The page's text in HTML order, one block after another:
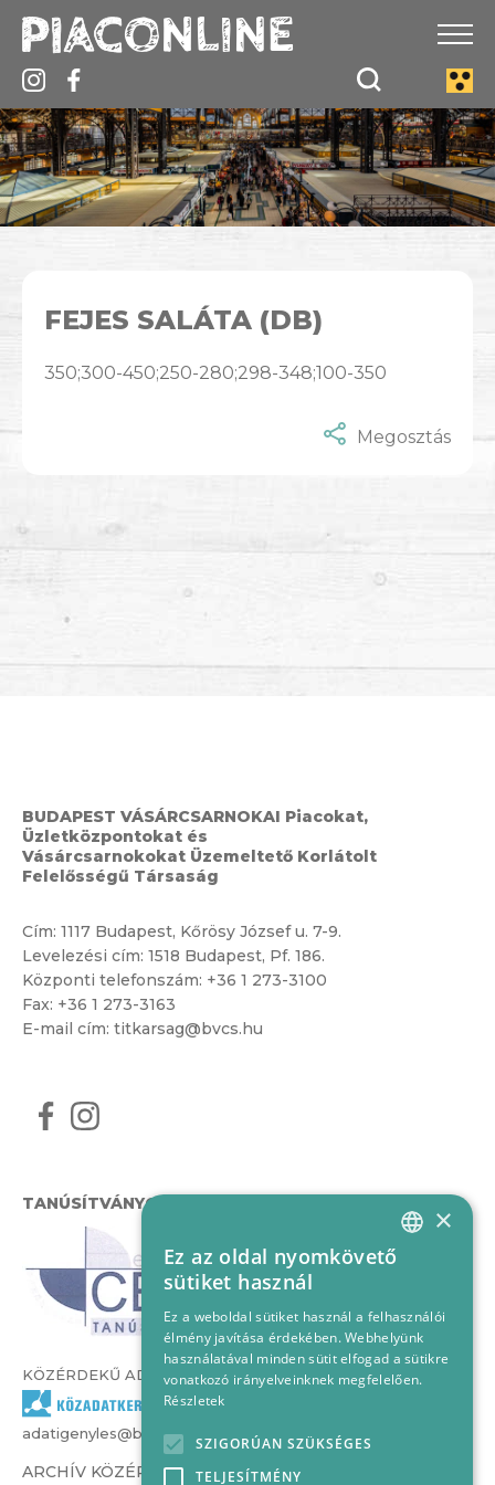
FEJES SALÁTA (DB)
350;300-450;250-280;298-348;100-350
Megosztás
BUDAPEST VÁSÁRCSARNOKAI Piacokat,
Üzletközpontokat és
Vásárcsarnokokat Üzemeltető Korlátolt
Felelősségű Társaság
Cím: 1117 Budapest, Kőrösy József u. 7-9.
Levelezési cím: 1518 Budapest, Pf. 186.
Központi telefonszám: +36 1 273-3100
Fax: +36 1 273-3163
E-mail cím: titkarsag@bvcs.hu
TANÚSÍTVÁNYOK
KÖZÉRDEKŰ ADATOK
adatigenyles@bvcs.hu
ARCHÍV KÖZÉRDEKŰ ADATOK –
HUNGARIAN
×
Ez az oldal nyomkövető
sütiket használ
Ez a weboldal sütiket használ a felhasználói
élmény javítása érdekében. Webhelyünk
használatával minden sütit elfogad a sütikre
vonatkozó irányelveinknek megfelelően.
Részletek
SZIGORÚAN SZÜKSÉGES
TELJESÍTMÉNY